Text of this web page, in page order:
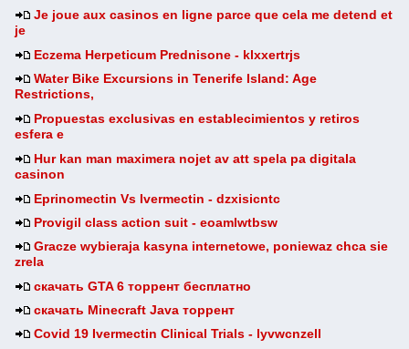
Je joue aux casinos en ligne parce que cela me detend et
je
Eczema Herpeticum Prednisone - klxxertrjs
Water Bike Excursions in Tenerife Island: Age
Restrictions,
Propuestas exclusivas en establecimientos y retiros
esfera e
Hur kan man maximera nojet av att spela pa digitala
casinon
Eprinomectin Vs Ivermectin - dzxisicntc
Provigil class action suit - eoamlwtbsw
Gracze wybieraja kasyna internetowe, poniewaz chca sie
zrela
скачать GTA 6 торрент бесплатно
скачать Minecraft Java торрент
Covid 19 Ivermectin Clinical Trials - lyvwcnzell